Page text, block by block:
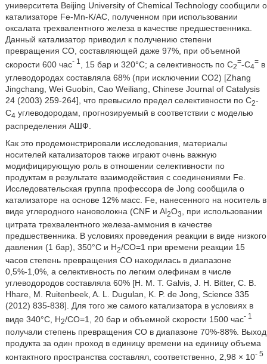
университета Beijing University of Chemical Technology сообщили о
катализаторе Fe-Mn-K/AC, полученном при использовании
оксалата трехвалентного железа в качестве предшественника.
Данный катализатор приводил к получению степени
превращения СО, составляющей даже 97%, при объемной
скорости 600 час- 1 , 15 бар и 320°С; а селективность по С2
=-С4
=в
углеводородах составляла 68% (при исключении СО2) [Zhang
Jingchang, Wei Guobin, Cao Weiliang, Chinese Journal of Catalysis
24 (2003) 259-264], что превысило предел селективности по С2-
С4 углеводородам, прогнозируемый в соответствии с моделью
распределения АШФ.
Как это продемонстрировали исследования, материалы
носителей катализаторов также играют очень важную
модифицирующую роль в отношении селективности по
продуктам в результате взаимодействия с соединениями Fe.
Исследовательская группа профессора de Jong сообщила о
катализаторе на основе 12% масс. Fe, нанесенного на носитель в
виде углеродного нановолокна (CNF и Al2O3, при использовании
цитрата трехвалентного железа-аммония в качестве
предшественника. В условиях проведения реакции в виде низкого
давления (1 бар), 350°С и Н2/СО=1 при времени реакции 15
часов степень превращения СО находилась в диапазоне
0,5%-1,0%, а селективность по легким олефинам в числе
углеводородов составляла 60% [H. M. T. Galvis, J. H. Bitter, C. B.
Hhare, M. Ruitenbeek, A. L. Dugulan, K. P. de Jong, Science 335
(2012) 835-838]. Для того же самого катализатора в условиях в
виде 340°С, Н2/СО=1, 20 бар и объемной скорости 1500 час- 1
получали степень превращения СО в диапазоне 70%-88%. Выход
продукта за один проход в единицу времени на единицу объема
контактного пространства составлял, соответственно, 2,98 × 10- 5